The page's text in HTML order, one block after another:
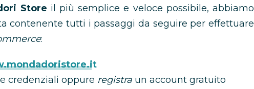
Store il più semplice e veloce possibile, abbiamo
contenente tutti i passaggi da seguire per effettuare
:
credenziali oppure registra un account gratuito